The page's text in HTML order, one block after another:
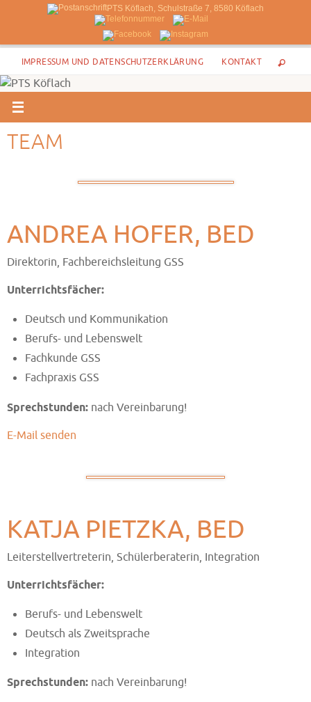
PTS Köflach, Schulstraße 7, 8580 Köflach
Zum
Inhalt
springen
IMPRESSUM UND DATENSCHUTZERKLÄRUNG KONTAKT
TEAM
ANDREA HOFER, BED
Direktorin, Fachbereichsleitung GSS
Unterrichtsfächer:
Deutsch und Kommunikation
Berufs- und Lebenswelt
Fachkunde GSS
Fachpraxis GSS
Sprechstunden: nach Vereinbarung!
E-Mail senden
KATJA PIETZKA, BED
Leiterstellvertreterin, Schülerberaterin, Integration
Unterrichtsfächer:
Berufs- und Lebenswelt
Deutsch als Zweitsprache
Integration
Sprechstunden: nach Vereinbarung!